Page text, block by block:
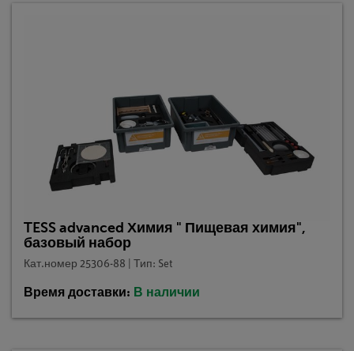
TESS advanced Химия " Пищевая химия",
базовый набор
Кат.номер 25306-88 | Тип: Set
Время доставки: В наличии